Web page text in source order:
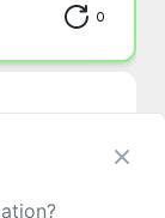
0
/1000